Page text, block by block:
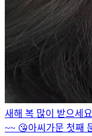
새해 복 많이 받으세
~~ 😘아씨가문 첫째